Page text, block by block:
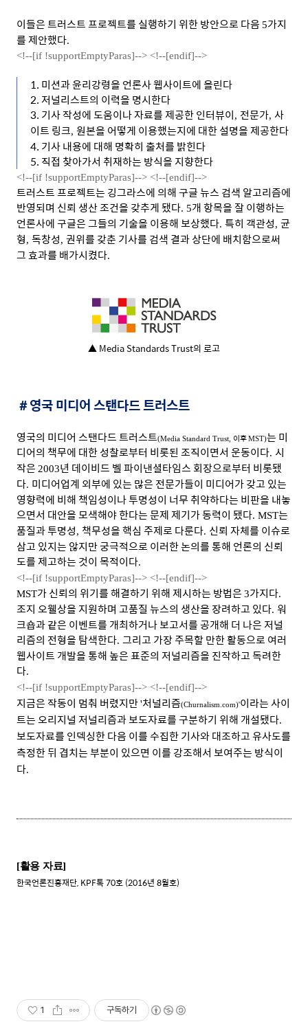
이들은 트러스트 프로젝트를 실행하기 위한 방안으로 다음 5가지
를 제안했다.
<!--[if !supportEmptyParas]--> <!--[endif]-->
1. 미션과 윤리강령을 언론사 웹사이트에 올린다
2. 저널리스트의 이력을 명시한다
3. 기사 작성에 도움이나 자료를 제공한 인터뷰이, 전문가, 사
이트 링크, 원본을 어떻게 이용했는지에 대한 설명을 제공한다
4. 기사 내용에 대해 명확히 출처를 밝힌다
5. 직접 찾아가서 취재하는 방식을 지향한다
<!--[if !supportEmptyParas]--> <!--[endif]-->
트러스트 프로젝트는 깅그라스에 의해 구글 뉴스 검색 알고리즘에
반영되며 신뢰 생산 조건을 갖추게 됐다. 5개 항목을 잘 이행하는
언론사에 구글은 그들의 기술을 이용해 보상했다. 특히 객관성, 균
형, 독창성, 권위를 갖춘 기사를 검색 결과 상단에 배치함으로써
그 효과를 배가시켰다.
▲ Media Standards Trust의 로고
＃영국 미디어 스탠다드 트러스트
영국의 미디어 스탠다드 트러스트(Media Standard Trust, 이후MST)는 미
디어의 책무에 대한 성찰로부터 비롯된 조직이면서 운동이다. 시
작은 2003년 데이비드 벨 파이낸셜타임스 회장으로부터 비롯됐
다. 미디어업계 외부에 있는 많은 전문가들이 미디어가 갖고 있는
영향력에 비해 책임성이나 투명성이 너무 취약하다는 비판을 내놓
으면서 대안을 모색해야 한다는 문제 제기가 동력이 됐다. MST는
품질과 투명성, 책무성을 핵심 주제로 다룬다. 신뢰 자체를 이슈로
삼고 있지는 않지만 궁극적으로 이러한 논의를 통해 언론의 신뢰
도를 제고하는 것이 목적이다.
<!--[if !supportEmptyParas]--> <!--[endif]-->
MST가 신뢰의 위기를 해결하기 위해 제시하는 방법은 3가지다.
조지 오웰상을 지원하며 고품질 뉴스의 생산을 장려하고 있다. 워
크숍과 같은 이벤트를 개최하거나 보고서를 공개해 더 나은 저널
리즘의 전형을 탐색한다. 그리고 가장 주목할 만한 활동으로 여러
웹사이트 개발을 통해 높은 표준의 저널리즘을 진작하고 독려한
다.
<!--[if !supportEmptyParas]--> <!--[endif]-->
지금은 작동이 멈춰 버렸지만'처널리즘(Churnalism.com)'이라는 사이
트는 오리지널 저널리즘과 보도자료를 구분하기 위해 개설됐다.
보도자료를 인덱싱한 다음 이를 수집한 기사와 대조하고 유사도를
측정한 뒤 겹치는 부분이 있으면 이를 강조해서 보여주는 방식이
다.
[활용 자료]
한국언론진흥재단, KPF톡 70호 (2016년 8월호)
1 구독하기